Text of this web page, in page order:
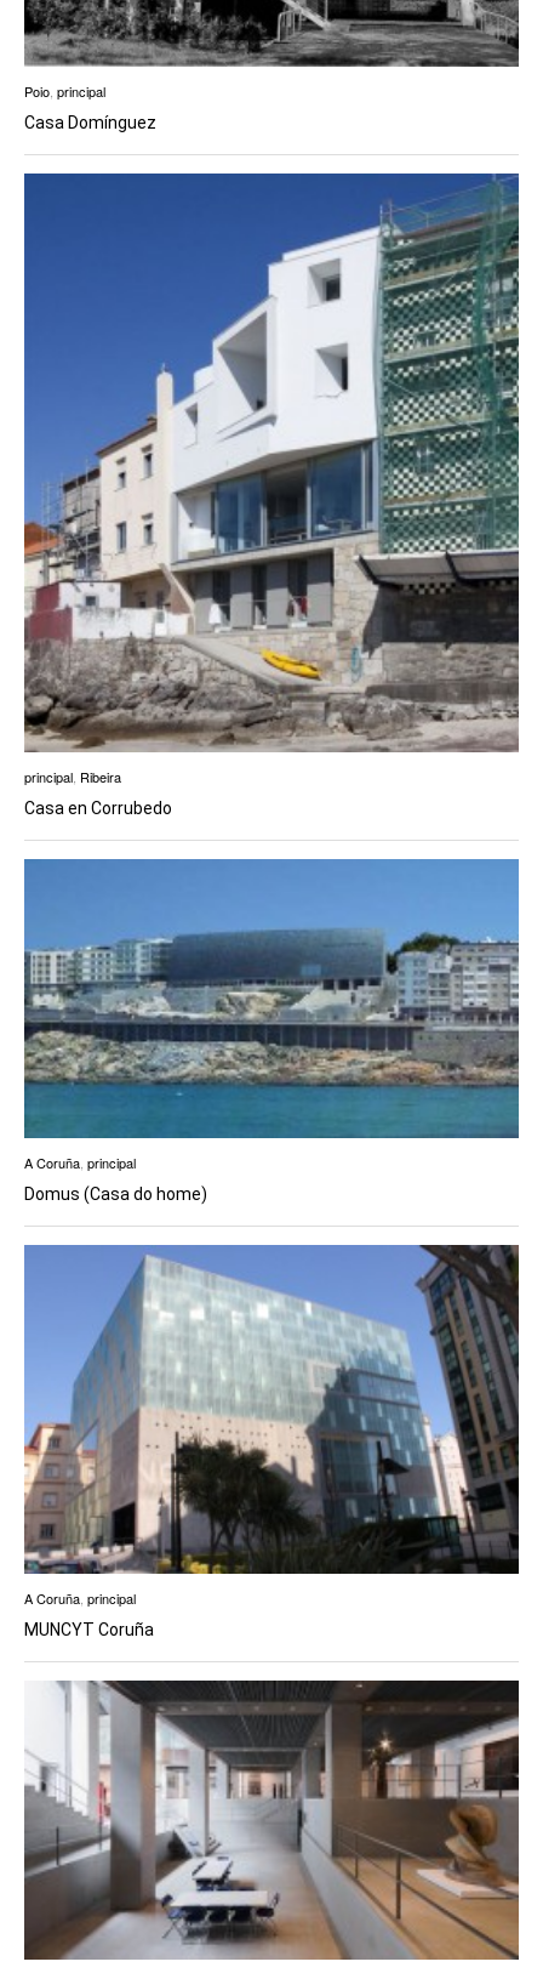
Poio, principal
Casa Domínguez
principal Ribeira
Casa en Corrubedo
A Coruña principal
Domus (Casa do home)
A Coruña principal
MUNCYT Coruña